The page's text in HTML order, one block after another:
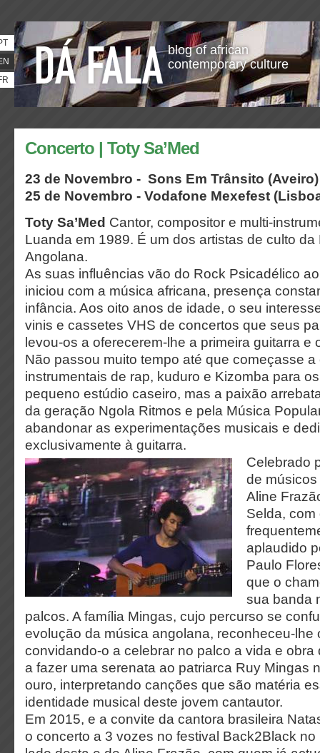
blog of african
contemporary culture
Concerto | Toty Sa’Med
23 de Novembro - Sons Em Trânsito (Aveiro)
25 de Novembro - Vodafone Mexefest
Toty Sa’Med Cantor, compositor e multi-
Luanda em 1989. É um dos artistas de culto da
Angolana.
As suas influências vão do Rock Psicadélico
iniciou com a música africana, presença
infância. Aos oito anos de idade, o seu
vinis e cassetes VHS de concertos que seus
levou-os a oferecerem-lhe a primeira guitarra e
Não passou muito tempo até que começasse
instrumentais de rap, kuduro e Kizomba para
pequeno estúdio caseiro, mas a paixão
da geração Ngola Ritmos e pela Música
abandonar as experimentações musicais e
exclusivamente à guitarra.
Celebrado
de
Aline
Selda,
aplaudido
Paulo
que o
sua banda
palcos. A família Mingas, cujo percurso se
evolução da música angolana, reconheceu-lhe
convidando-o a celebrar no palco a vida e obra
a fazer uma serenata ao patriarca Ruy Mingas
ouro, interpretando canções que são matéria
identidade musical deste jovem cantautor.
Em 2015, e a convite da cantora brasileira
o concerto a 3 vozes no festival Back2Black